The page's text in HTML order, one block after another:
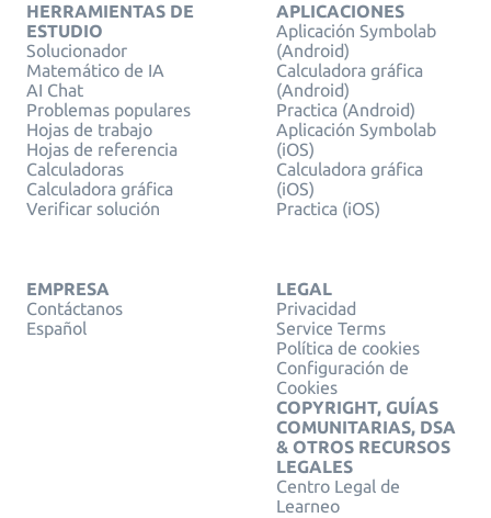
HERRAMIENTAS DE
ESTUDIO
Solucionador
Matemático de IA
AI Chat
Problemas populares
Hojas de trabajo
Hojas de referencia
Calculadoras
Calculadora gráfica
Verificar solución
APLICACIONES
Aplicación Symbolab
(Android)
Calculadora gráfica
(Android)
Practica (Android)
Aplicación Symbolab
(iOS)
Calculadora gráfica
(iOS)
Practica (iOS)
EMPRESA
Contáctanos
Español
LEGAL
Privacidad
Service Terms
Política de cookies
Configuración de
Cookies
COPYRIGHT, GUÍAS
COMUNITARIAS, DSA
& OTROS RECURSOS
LEGALES
Centro Legal de
Learneo